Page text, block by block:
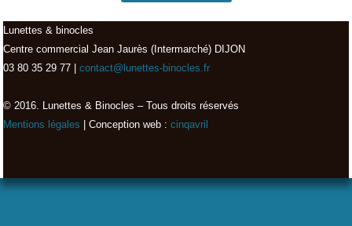
Lunettes & binocles
Centre commercial Jean Jaurès (Intermarché) DIJON
03 80 35 29 77 |
contact@lunettes-binocles.fr
© 2016. Lunettes & Binocles – Tous droits réservés​
Mentions légales | Conception web : cinqavril